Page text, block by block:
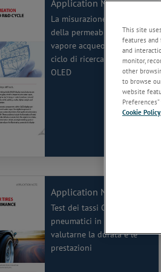
Application Note
La misurazione assoluta
della permeabilità del
vapore acqueo riduce il
ciclo di ricerca e sviluppo
OLED
Application Note
Test dei tassi OTR degli
pneumatici in gomma per
valutarne la durata e le
prestazioni
This site
features and
and
monitor,
other
to browse
website
Cookie Policy